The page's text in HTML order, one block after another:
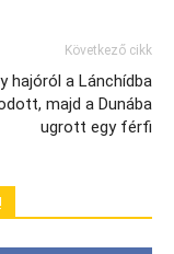
Következő cikk
hajóról a Lánchídba
majd a Dunába
ugrott egy férfi